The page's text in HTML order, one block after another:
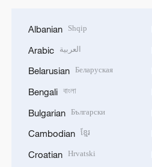
Albanian Shqip
Arabic العربية
Belarusian Беларуская
Bengali বাংলা
Bulgarian Български
Cambodian ខ្មែរ
Croatian Hrvatski